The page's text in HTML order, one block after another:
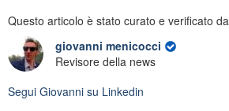
Questo articolo è stato curato e verificato da
giovanni menicocci
Revisore della news
Segui Giovanni su Linkedin